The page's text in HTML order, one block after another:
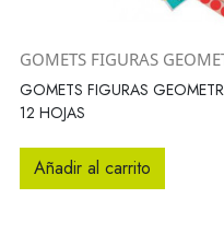
Vista
GOMETS FIGURAS
GOMETS FIGURAS
12 HOJAS
Añadir al carrito